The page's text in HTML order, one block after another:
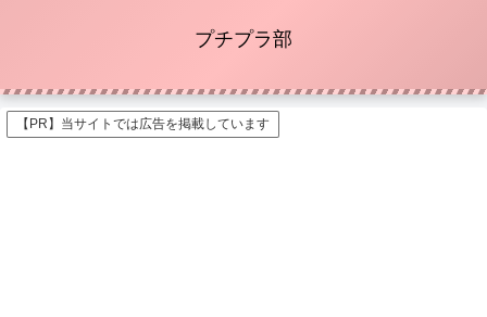
プチプラ部
【PR】当サイトでは広告を掲載しています